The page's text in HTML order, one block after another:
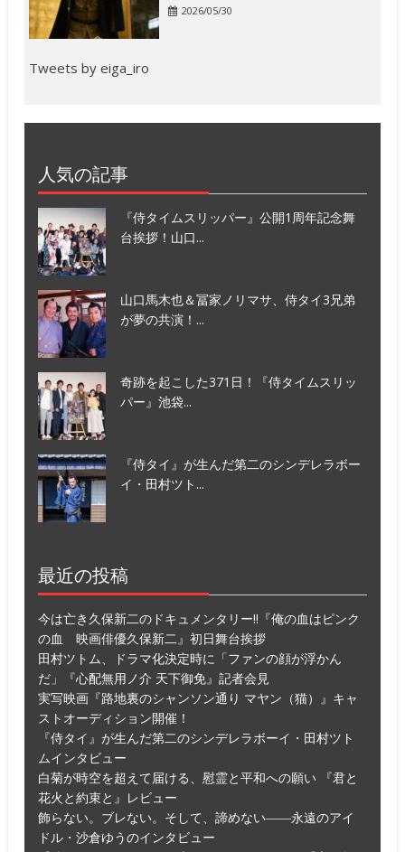
2026/05/30
Tweets by eiga_iro
人気の記事
『侍タイムスリッパー』公開1周年記念舞
台挨拶！山口...
山口馬木也＆冨家ノリマサ、侍タイ3兄弟
が夢の共演！...
奇跡を起こした371日！『侍タイムスリッ
パー』池袋...
『侍タイ』が生んだ第二のシンデレラボー
イ・田村ツト...
最近の投稿
今は亡き久保新二のドキュメンタリー!!『俺の血はピンク
の血 映画俳優久保新二』初日舞台挨拶
田村ツトム、ドラマ化決定時に「ファンの顔が浮かん
だ」『心配無用ノ介 天下御免』記者会見
実写映画『路地裏のシャンソン通り マヤン（猫）』キャ
ストオーディション開催！
『侍タイ』が生んだ第二のシンデレラボーイ・田村ツト
ムインタビュー
白菊が時空を超えて届ける、慰霊と平和への願い 『君と
花火と約束と』レビュー
飾らない。ブレない。そして、諦めない――永遠のアイ
ドル・沙倉ゆうのインタビュー